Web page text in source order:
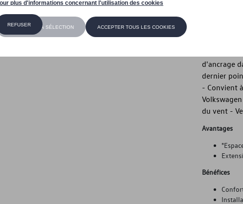
Barres de
Barres de
d'ancrage
dernier
- Convient
du vent -
Avantages
Bénéfices